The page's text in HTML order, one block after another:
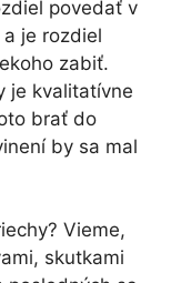
povedať v
je rozdiel
zabiť.
je kvalitatívne
brať do
by sa mal
Vieme,
skutkami